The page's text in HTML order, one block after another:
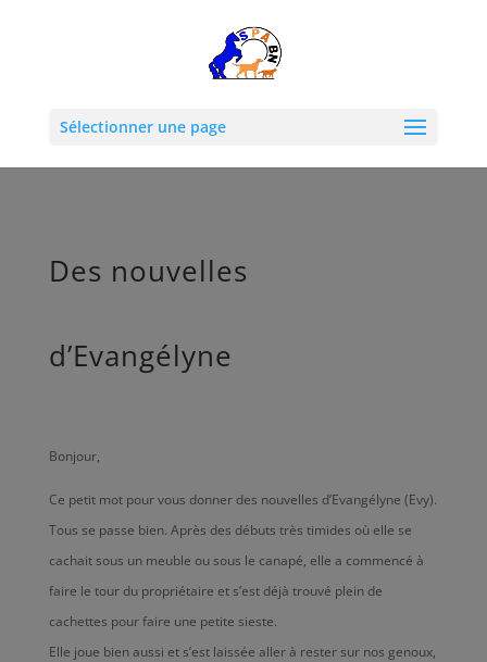
Sélectionner une page
Des nouvelles
d’Evangélyne
Bonjour,
Ce petit mot pour vous donner des nouvelles d’Evangélyne (Evy).
Tous se passe bien. Après des débuts très timides où elle se
cachait sous un meuble ou sous le canapé, elle a commencé à
faire le tour du propriétaire et s’est déjà trouvé plein de
cachettes pour faire une petite sieste.
Elle joue bien aussi et s’est laissée aller à rester sur nos genoux,